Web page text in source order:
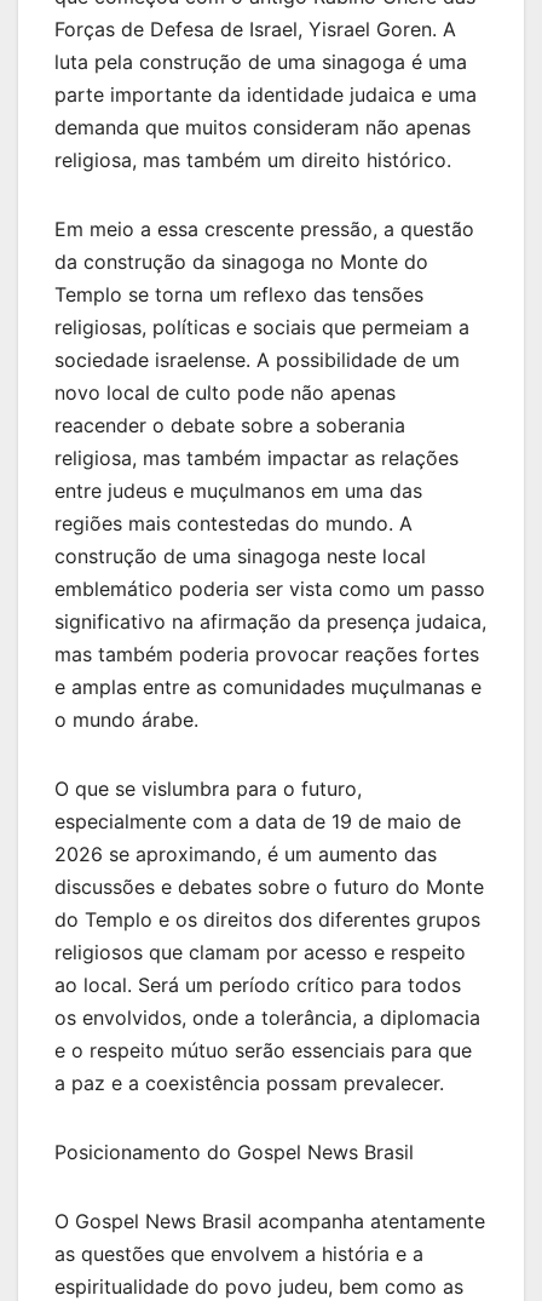
Forças de Defesa de Israel, Yisrael Goren. A
luta pela construção de uma sinagoga é uma
parte importante da identidade judaica e uma
demanda que muitos consideram não apenas
religiosa, mas também um direito histórico.
Em meio a essa crescente pressão, a questão
da construção da sinagoga no Monte do
Templo se torna um reflexo das tensões
religiosas, políticas e sociais que permeiam a
sociedade israelense. A possibilidade de um
novo local de culto pode não apenas
reacender o debate sobre a soberania
religiosa, mas também impactar as relações
entre judeus e muçulmanos em uma das
regiões mais contestedas do mundo. A
construção de uma sinagoga neste local
emblemático poderia ser vista como um passo
significativo na afirmação da presença judaica,
mas também poderia provocar reações fortes
e amplas entre as comunidades muçulmanas e
o mundo árabe.
O que se vislumbra para o futuro,
especialmente com a data de 19 de maio de
2026 se aproximando, é um aumento das
discussões e debates sobre o futuro do Monte
do Templo e os direitos dos diferentes grupos
religiosos que clamam por acesso e respeito
ao local. Será um período crítico para todos
os envolvidos, onde a tolerância, a diplomacia
e o respeito mútuo serão essenciais para que
a paz e a coexistência possam prevalecer.
Posicionamento do Gospel News Brasil
O Gospel News Brasil acompanha atentamente
as questões que envolvem a história e a
espiritualidade do povo judeu, bem como as